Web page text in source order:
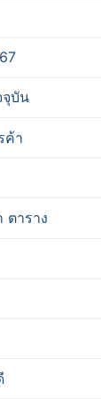
บัน
ค้า
ตาราง